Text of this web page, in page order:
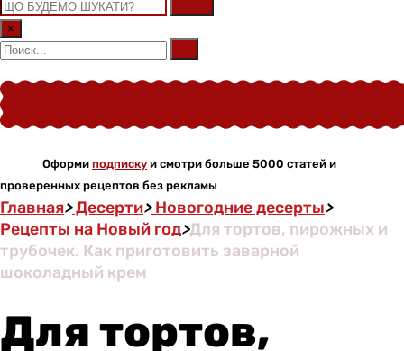
×
Оформи подписку и смотри больше 5000 статей и
проверенных рецептов без рекламы
Главная>Десерти>Новогодние десерты>
Рецепты на Новый год>Для тортов, пирожных и
трубочек. Как приготовить заварной
шоколадный крем
Для тортов,